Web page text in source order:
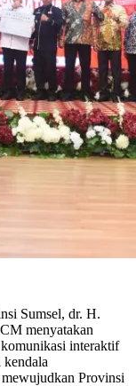
Sumsel, dr. H.
menyatakan
interaktif
kendala
Provinsi